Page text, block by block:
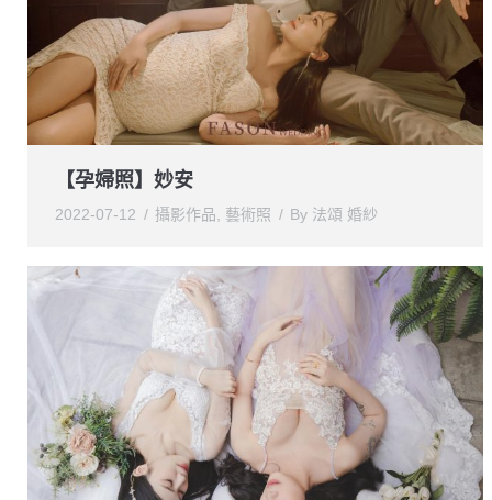
【孕婦照】妙安
2022-07-12 攝影作品 藝術照 By 法頌 婚紗